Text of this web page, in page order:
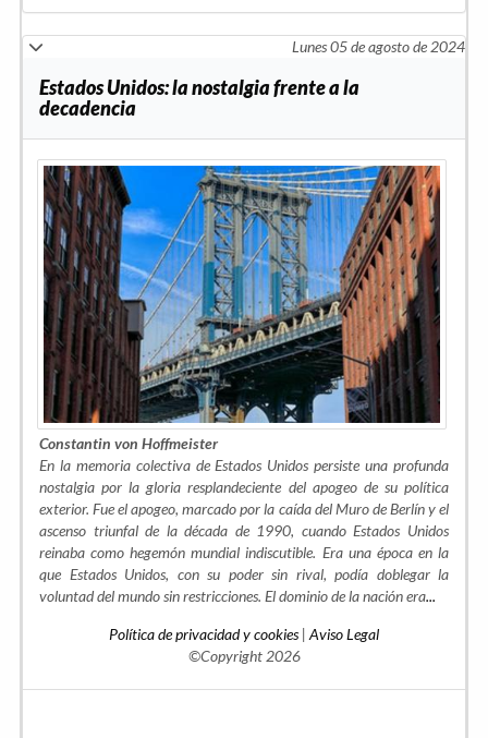
Lunes 05 de agosto de 2024
Estados Unidos: la nostalgia frente a la
decadencia
Constantin von Hoffmeister
En la memoria colectiva de Estados Unidos persiste una profunda
nostalgia por la gloria resplandeciente del apogeo de su política
exterior. Fue el apogeo, marcado por la caída del Muro de Berlín y el
ascenso triunfal de la década de 1990, cuando Estados Unidos
reinaba como hegemón mundial indiscutible. Era una época en la
que Estados Unidos, con su poder sin rival, podía doblegar la
voluntad del mundo sin restricciones. El dominio de la nación era...
Política de privacidad y cookies| Aviso Legal
©Copyright 2026